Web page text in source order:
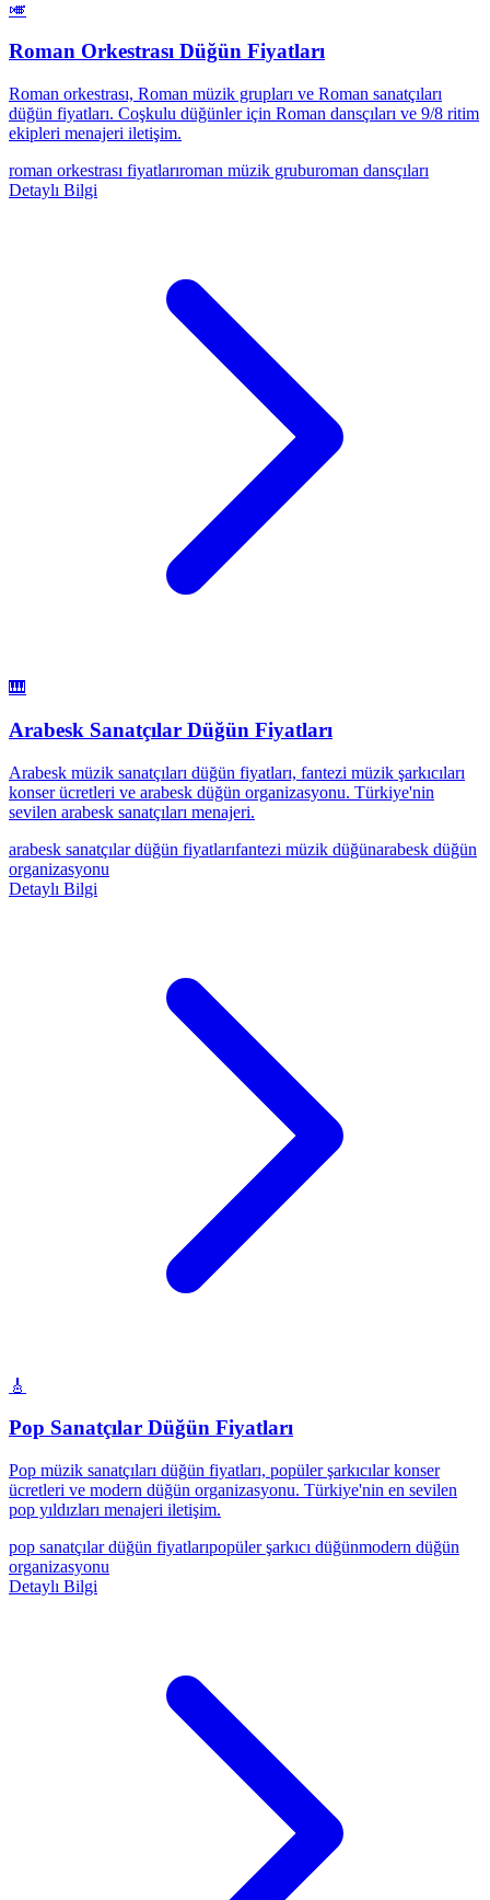
🎺
Roman Orkestrası Düğün Fiyatları
Roman orkestrası, Roman müzik grupları ve Roman sanatçıları
düğün fiyatları. Coşkulu düğünler için Roman dansçıları ve 9/8 ritim
ekipleri menajeri iletişim.
roman orkestrası fiyatlarıroman müzik gruburoman dansçıları
Detaylı Bilgi
🎹
Arabesk Sanatçılar Düğün Fiyatları
Arabesk müzik sanatçıları düğün fiyatları, fantezi müzik şarkıcıları
konser ücretleri ve arabesk düğün organizasyonu. Türkiye'nin
sevilen arabesk sanatçıları menajeri.
arabesk sanatçılar düğün fiyatlarıfantezi müzik düğünarabesk düğün
organizasyonu
Detaylı Bilgi
🎸
Pop Sanatçılar Düğün Fiyatları
Pop müzik sanatçıları düğün fiyatları, popüler şarkıcılar konser
ücretleri ve modern düğün organizasyonu. Türkiye'nin en sevilen
pop yıldızları menajeri iletişim.
pop sanatçılar düğün fiyatlarıpopüler şarkıcı düğünmodern düğün
organizasyonu
Detaylı Bilgi